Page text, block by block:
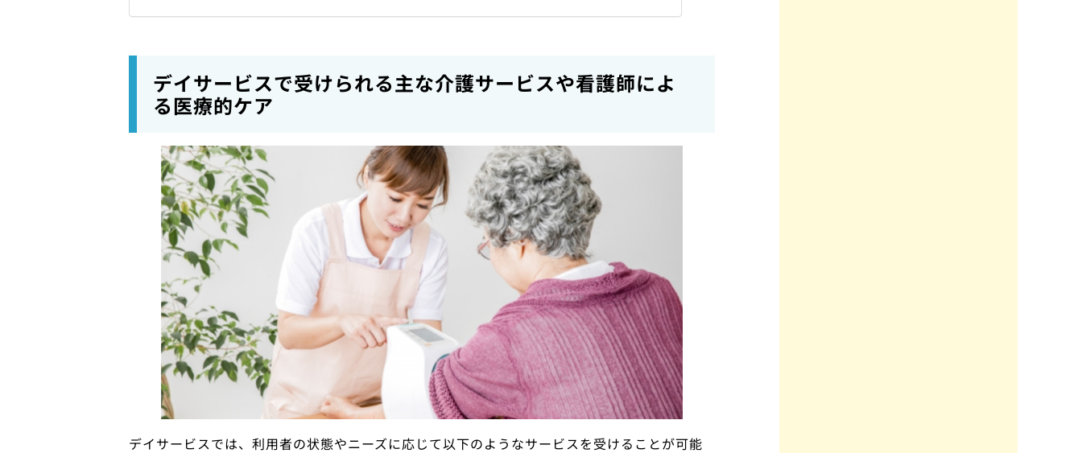
デイサービスで受けられる主な介護サービスや看護師によ
る医療的ケア
デイサービスでは、利用者の状態やニーズに応じて以下のようなサービスを受けることが可能